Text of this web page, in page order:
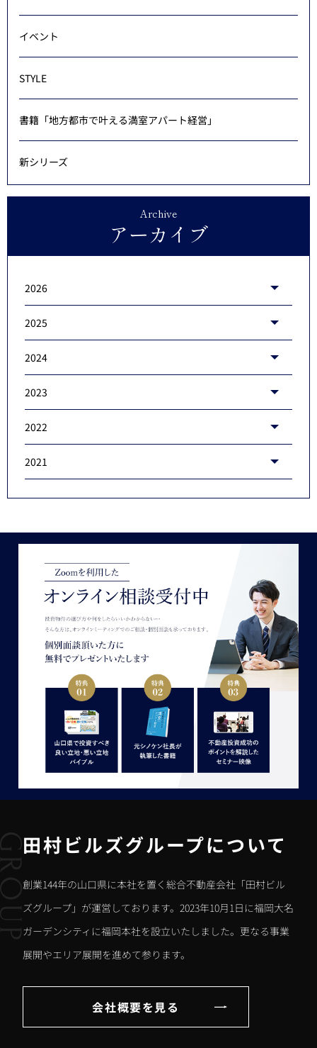
イベント
STYLE
書籍「地方都市で叶える満室アパート経営」
新シリーズ
Archive
アーカイブ
2026
2025
2024
2023
2022
2021
田村ビルズグループについて
創業144年の山口県に本社を置く総合不動産会社「田村ビル
ズグループ」が運営しております。2023年10月1日に福岡大名
ガーデンシティに福岡本社を設立いたしました。更なる事業
展開やエリア展開を進めて参ります。
会社概要を見る